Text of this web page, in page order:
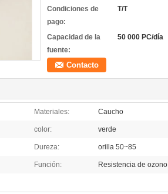
Condiciones de
pago:
T/T
Capacidad de la
fuente:
50 000 PC/día
Contacto
Materiales: Caucho
color: verde
Dureza: orilla 50~85
Función: Resistencia de ozono